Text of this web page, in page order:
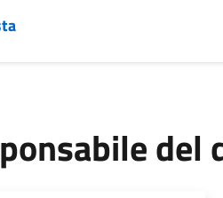
del